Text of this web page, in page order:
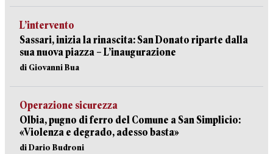
L’intervento
Sassari, inizia la rinascita: San Donato riparte dalla
sua nuova piazza – L’inaugurazione
di Giovanni Bua
Operazione sicurezza
Olbia, pugno di ferro del Comune a San Simplicio:
«Violenza e degrado, adesso basta»
di Dario Budroni